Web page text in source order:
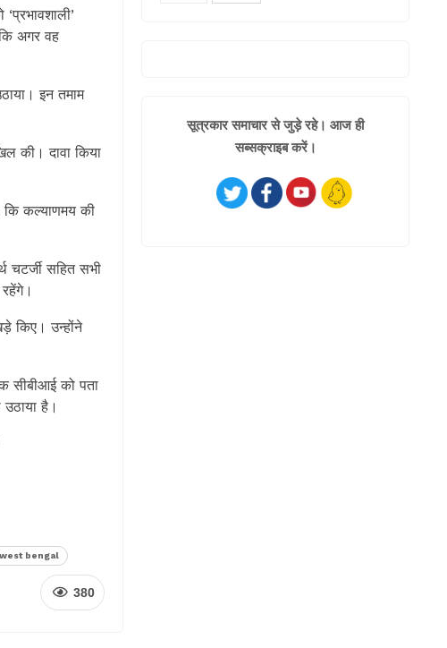
अगर वह
इन तमाम
की। दावा किया
कि कल्याणमय की
चटर्जी सहित सभी
किए। उन्होंने
सीबीआई को पता
है।
bengal
380
सूत्रकार समाचार से जुड़े रहे। आज ही
सब्सक्राइब करें।